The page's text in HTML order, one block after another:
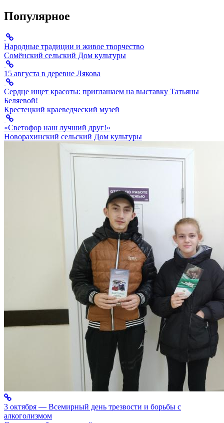
Популярное
Народные традиции и живое творчество
Сомёнский сельский Дом культуры
15 августа в деревне Лякова
Сердце ищет красоты: приглашаем на выставку Татьяны
Беляевой!
Крестецкий краеведческий музей
«Светофор наш лучший друг!»
Новорахинский сельский Дом культуры
3 октября — Всемирный день трезвости и борьбы с
алкоголизмом